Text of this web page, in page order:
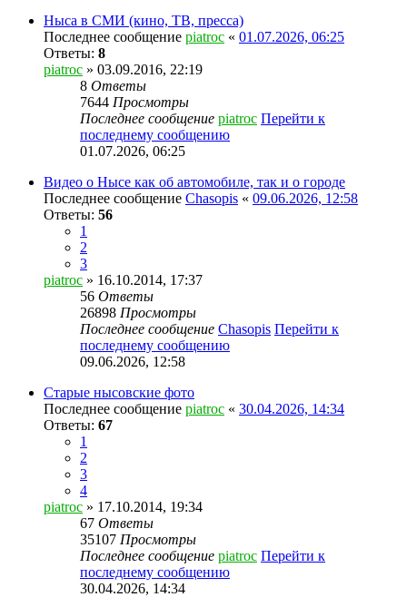
Ныса в СМИ (кино, ТВ, пресса)
Последнее сообщение piatroc « 01.07.2026, 06:25
Ответы: 8
piatroc » 03.09.2016, 22:19
8 Ответы
7644 Просмотры
Последнее сообщение piatroc Перейти к
последнему сообщению
01.07.2026, 06:25
Видео о Нысе как об автомобиле, так и о городе
Последнее сообщение Chasopis « 09.06.2026, 12:58
Ответы: 56
1
2
3
piatroc » 16.10.2014, 17:37
56 Ответы
26898 Просмотры
Последнее сообщение Chasopis Перейти к
последнему сообщению
09.06.2026, 12:58
Старые нысовские фото
Последнее сообщение piatroc « 30.04.2026, 14:34
Ответы: 67
1
2
3
4
piatroc » 17.10.2014, 19:34
67 Ответы
35107 Просмотры
Последнее сообщение piatroc Перейти к
последнему сообщению
30.04.2026, 14:34